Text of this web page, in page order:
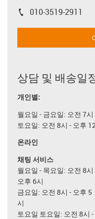
igus-icon-phone
010-3519-2911
상담 및 배송일
개인별:
월요일 - 금요일: 오전 7시
토요일: 오전 8시 - 오후
온라인
채팅 서비스
월요일 - 목요일: 오전 8시
오후 6시
금요일: 오전 8시 - 오후 5
시
토요일 토요일: 오전 8시 -